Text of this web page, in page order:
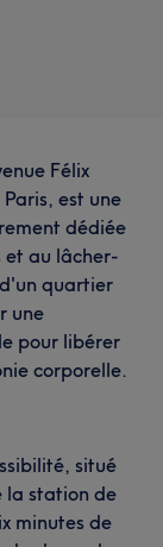
Félix
est une
dédiée
au lâcher-
quartier
une
pour libérer
corporelle.
situé
la station de
minutes de